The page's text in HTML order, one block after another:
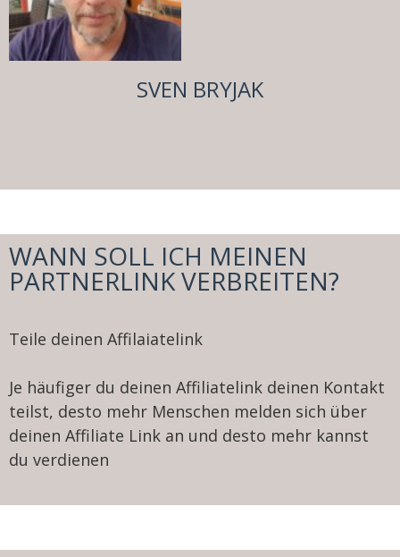
SVEN BRYJAK
WANN SOLL ICH MEINEN
PARTNERLINK VERBREITEN?
Teile deinen Affilaiatelink
Je häufiger du deinen Affiliatelink deinen Kontakt
teilst, desto mehr Menschen melden sich über
deinen Affiliate Link an und desto mehr kannst
du verdienen